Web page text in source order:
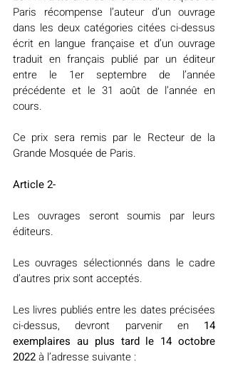
Paris récompense l’auteur d’un ouvrage
dans les deux catégories citées ci-dessus
écrit en langue française et d’un ouvrage
traduit en français publié par un éditeur
entre le 1er septembre de l’année
précédente et le 31 août de l’année en
cours.
Ce prix sera remis par le Recteur de la
Grande Mosquée de Paris.
Article 2-
Les ouvrages seront soumis par leurs
éditeurs.
Les ouvrages sélectionnés dans le cadre
d’autres prix sont acceptés.
Les livres publiés entre les dates précisées
ci-dessus, devront parvenir en 14
exemplaires au plus tard le 14 octobre
2022 à l’adresse suivante :